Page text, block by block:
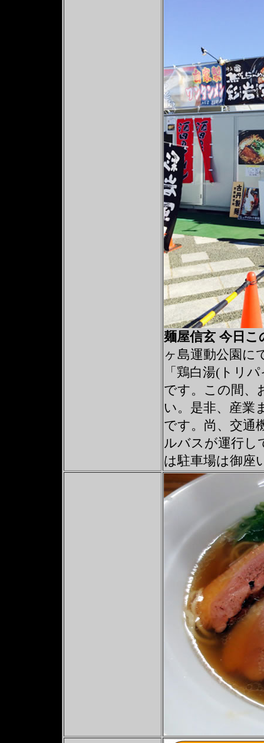
麺屋信玄 今日
ヶ島運動公園に
「鶏白湯(トリ
です。この間、
い。是非、産業
です。尚、交通
ルバスが運行し
は駐車場は御座